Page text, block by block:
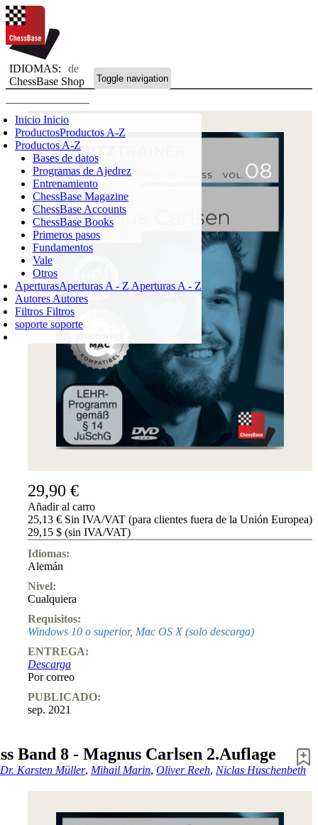
IDIOMAS:
de
ChessBase Shop
Toggle navigation
Inicio Inicio
ProductosProductos A-Z
Productos A-Z
Bases de datos
Programas de Ajedrez
Entrenamiento
ChessBase Magazine
ChessBase Accounts
ChessBase Books
Primeros pasos
Fundamentos
Vale
Otros
AperturasAperturas A - Z Aperturas A - Z
Autores Autores
Filtros Filtros
soporte soporte
Login
CARRO DE LA COMPRA
0PRODUCTO
0,00 €
✔
29,90 €
Añadir al carro
25,13 € Sin IVA/VAT (para clientes fuera de la Unión Europea)
29,15 $ (sin IVA/VAT)
Idiomas:
Alemán
Nivel:
Cualquiera
Requisitos:
Windows 10 o superior, Mac OS X (solo descarga)
ENTREGA:
Descarga
Por correo
PUBLICADO:
sep. 2021
Band 8 - Magnus Carlsen 2.Auflage
Dr. Karsten Müller, Mihail Marin, Oliver Reeh, Niclas Huschenbeth